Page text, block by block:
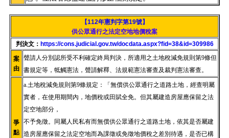
【112年憲判字第19號】
供公眾通行之法定空地地價稅案
判決文： https://cons.judicial.gov.tw/docdata.aspx?fid=38&id=309986
案
由
聲請人分別認所受不利確定終局判決，所適用之土地稅減免規則第9條但
書規定等，牴觸憲法，聲請解釋、法規範憲法審查及裁判憲法審查。
爭
點
a.土地稅減免規則第9條規定：「無償供公眾通行之道路土地，經查明屬
實者，在使用期間內，地價稅或田賦全免。但其屬建造房屋應保留之法
定空地部分，
不予免徵。同屬人民私有而無償供公眾通行之道路土地，依其是否屬建
造房屋應保留之法定空地而為課徵或免徵地價稅之差別待遇，是否已構